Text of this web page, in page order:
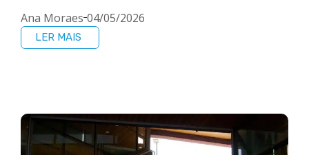
Ana Moraes 04/05/2026
LER MAIS